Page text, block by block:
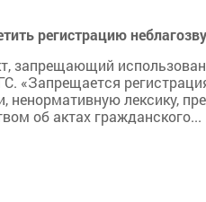
регистрацию
запрещающий
«Запрещается
ненормативную лексику,
об актах гражданского...